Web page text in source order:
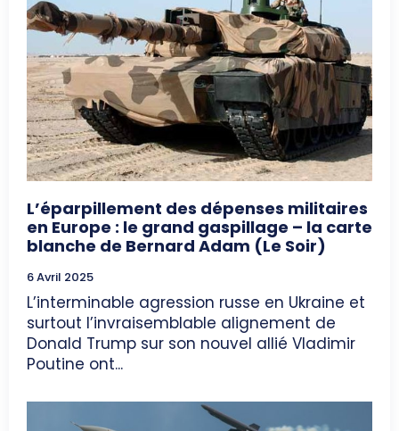
L’éparpillement des dépenses militaires
en Europe : le grand gaspillage – la carte
blanche de Bernard Adam (Le Soir)
6 Avril 2025
L’interminable agression russe en Ukraine et
surtout l’invraisemblable alignement de
Donald Trump sur son nouvel allié Vladimir
Poutine ont...